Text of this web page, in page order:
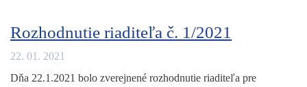
Rozhodnutie riaditeľa č. 1/2021
22. 01. 2021
Dňa 22.1.2021 bolo zverejnené rozhodnutie riaditeľa pre